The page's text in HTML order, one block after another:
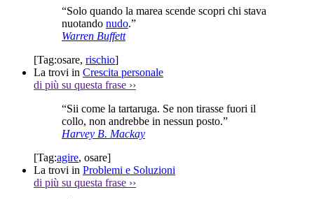
“Solo quando la marea scende scopri chi stava
nuotando nudo.”
Warren Buffett
[Tag:osare, rischio]
La trovi in Crescita personale
di più su questa frase ››
“Sii come la tartaruga. Se non tirasse fuori il
collo, non andrebbe in nessun posto.”
Harvey B. Mackay
[Tag:agire, osare]
La trovi in Problemi e Soluzioni
di più su questa frase ››